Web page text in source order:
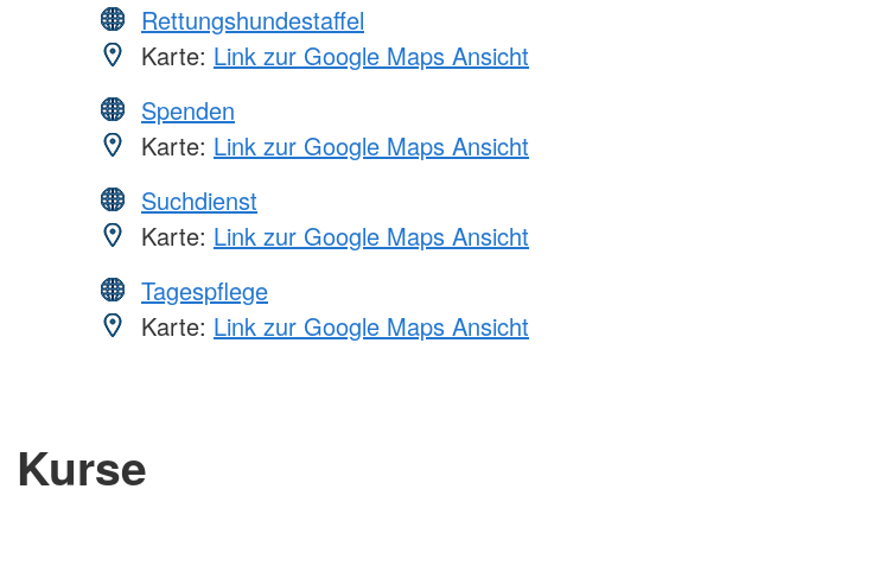
Rettungshundestaffel
Karte: Link zur Google Maps Ansicht
Spenden
Karte: Link zur Google Maps Ansicht
Suchdienst
Karte: Link zur Google Maps Ansicht
Tagespflege
Karte: Link zur Google Maps Ansicht
Kurse